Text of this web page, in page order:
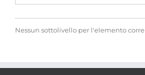
Nessun sottolivello per l'elemento